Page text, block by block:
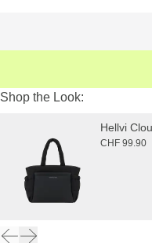
Shop the Look:
Hellvi
CHF 99.90